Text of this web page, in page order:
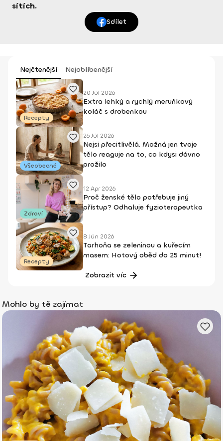
sítích.
Sdílet
Nejčtenější Nejoblíbenější
Recepty
20 Júl 2026
Extra lehký a rychlý meruňkový
koláč s drobenkou
Všeobecné
26 Júl 2026
Nejsi přecitlivělá. Možná jen tvoje
tělo reaguje na to, co kdysi dávno
prožilo
Zdraví
12 Apr 2026
Proč ženské tělo potřebuje jiný
přístup? Odhaluje fyzioterapeutka
Recepty
8 Jún 2026
Tarhoňa se zeleninou a kuřecím
masem: Hotový oběd do 25 minut!
Zobrazit víc
Mohlo by tě zajímat